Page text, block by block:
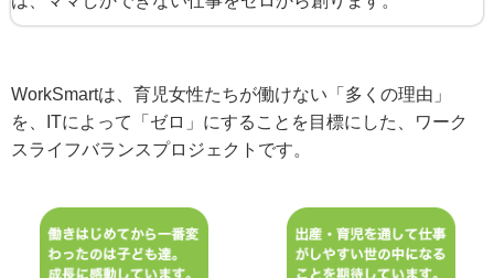
WorkSmartは、育児女性たちが働けない「多くの理由」
を、ITによって「ゼロ」にすることを目標にした、ワーク
スライフバランスプロジェクトです。